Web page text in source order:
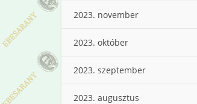
2023. november
2023. október
2023. szeptember
2023. augusztus